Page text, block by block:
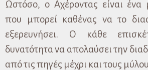
Ωστόσο, ο Αχέροντας είναι ένα
που μπορεί καθένας να το
εξερευνήσει. Ο κάθε
δυνατότητα να απολαύσει την
από τις πηγές μέχρι και τους